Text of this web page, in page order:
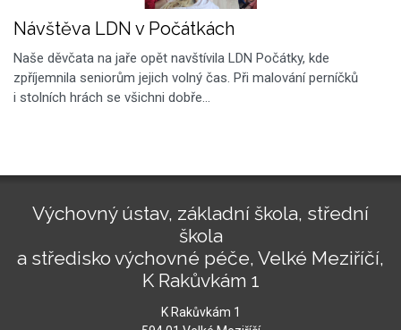
Návštěva LDN v Počátkách
Naše děvčata na jaře opět navštívila LDN Počátky, kde
zpříjemnila seniorům jejich volný čas. Při malování perníčků
i stolních hrách se všichni dobře…
Výchovný ústav, základní škola, střední
škola
a středisko výchovné péče, Velké Meziříčí,
K Rakůvkám 1
K Rakůvkám 1